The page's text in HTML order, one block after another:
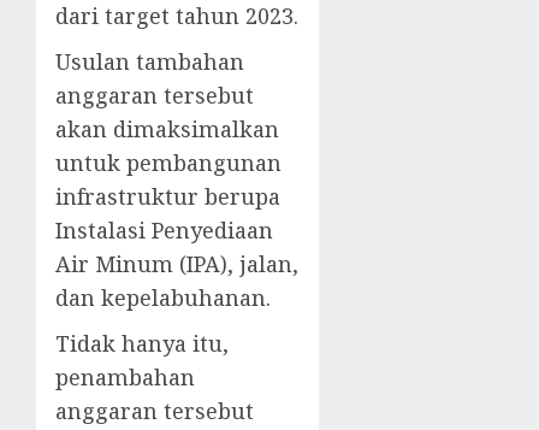
dari target tahun 2023.
Usulan tambahan
anggaran tersebut
akan dimaksimalkan
untuk pembangunan
infrastruktur berupa
Instalasi Penyediaan
Air Minum (IPA), jalan,
dan kepelabuhanan.
Tidak hanya itu,
penambahan
anggaran tersebut